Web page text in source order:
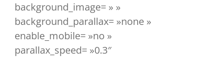
background_image= » »
background_parallax= »none »
enable_mobile= »no »
parallax_speed= »0.3″